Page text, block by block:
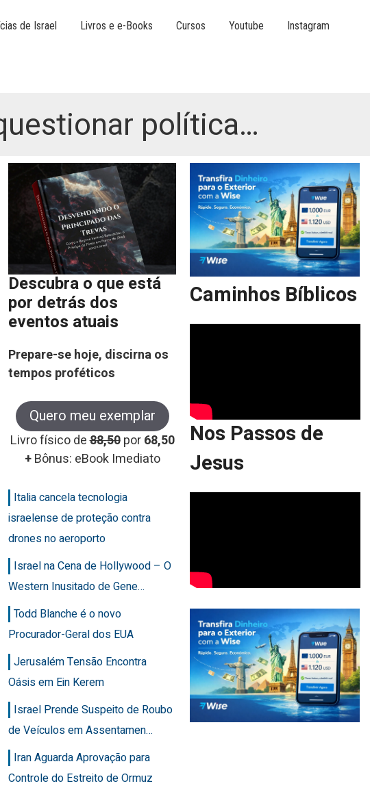
de Israel Livros e e-Books Cursos Youtube Instagram
política…
Descubra o que está
por detrás dos
eventos atuais
Prepare-se hoje, discirna os
tempos proféticos
Quero meu exemplar
Livro físico de88,50 por68,50
+Bônus: eBook Imediato
Italia cancela tecnologia
israelense de proteção contra
drones no aeroporto
Israel na Cena de Hollywood – O
Western Inusitado de Gene…
Todd Blanche é o novo
Procurador-Geral dos EUA
Jerusalém Tensão Encontra
Oásis em Ein Kerem
Israel Prende Suspeito de Roubo
de Veículos em Assentamen…
Iran Aguarda Aprovação para
Controle do Estreito de Ormuz
Caminhos Bíblicos
Nos Passos de
Jesus